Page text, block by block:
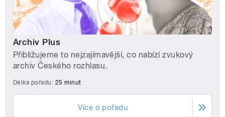
Archiv Plus
Přibližujeme to nejzajímavější, co nabízí zvukový
archiv Českého rozhlasu.
Délka pořadu: 25 minut
Více o pořadu